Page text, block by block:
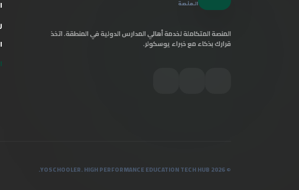
المنصة
المنصة المتكاملة لخدمة أهالي المدارس الدولية في المنطقة. اتخذ
قرارك بذكاء مع خبراء يوسكولر.
© 2026 YOSCHOOLER. HIGH PERFORMANCE EDUCATION TECH HUB.